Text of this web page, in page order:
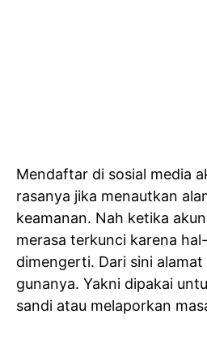
Mendaftar di sosial media
rasanya jika menautkan
keamanan. Nah ketika
merasa terkunci karena
dimengerti. Dari sini
gunanya. Yakni dipakai
sandi atau melaporkan